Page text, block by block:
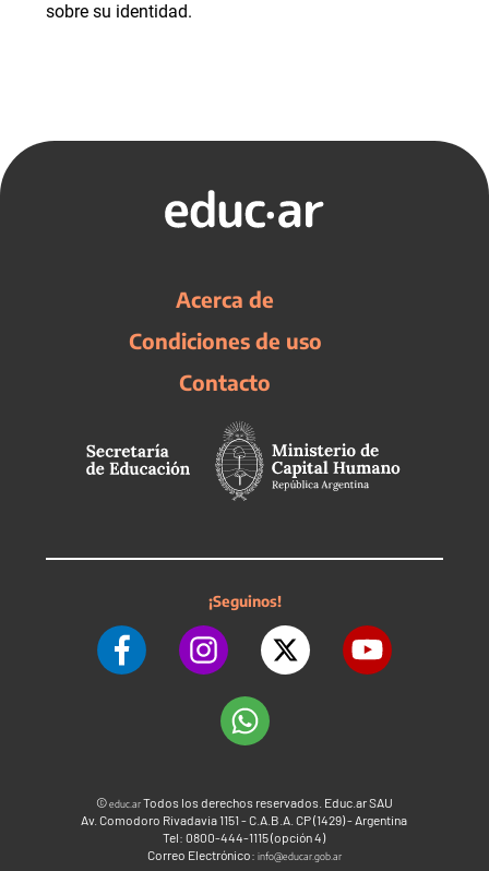
sobre su identidad.
Acerca de
Condiciones de uso
Contacto
¡Seguinos!
©educ.arTodos los derechos reservados. Educ.ar SAU
Av. Comodoro Rivadavia 1151 - C.A.B.A. CP (1429) - Argentina
Tel: 0800-444-1115 (opción 4)
Correo Electrónico: info@educar.gob.ar